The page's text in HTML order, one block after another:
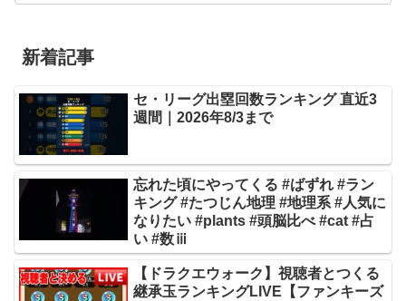
新着記事
セ・リーグ出塁回数ランキング 直近3
週間｜2026年8/3まで
忘れた頃にやってくる #ばずれ #ラン
キング #たつじん地理 #地理系 #人気に
なりたい #plants #頭脳比べ #cat #占
い #数ⅲ
【ドラクエウォーク】視聴者とつくる
継承玉ランキングLIVE【ファンキーズ